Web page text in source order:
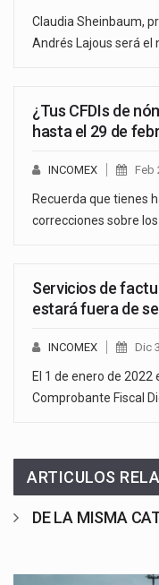
Claudia Sheinbaum,
Andrés Lajous será el
¿Tus CFDIs de
hasta el 29 de
INCOMEX Feb
Recuerda que tienes
correcciones sobre los
Servicios de
estará fuera de
INCOMEX Dic
El 1 de enero de 2022
Comprobante Fiscal
ARTICULOS
DE LA MISMA